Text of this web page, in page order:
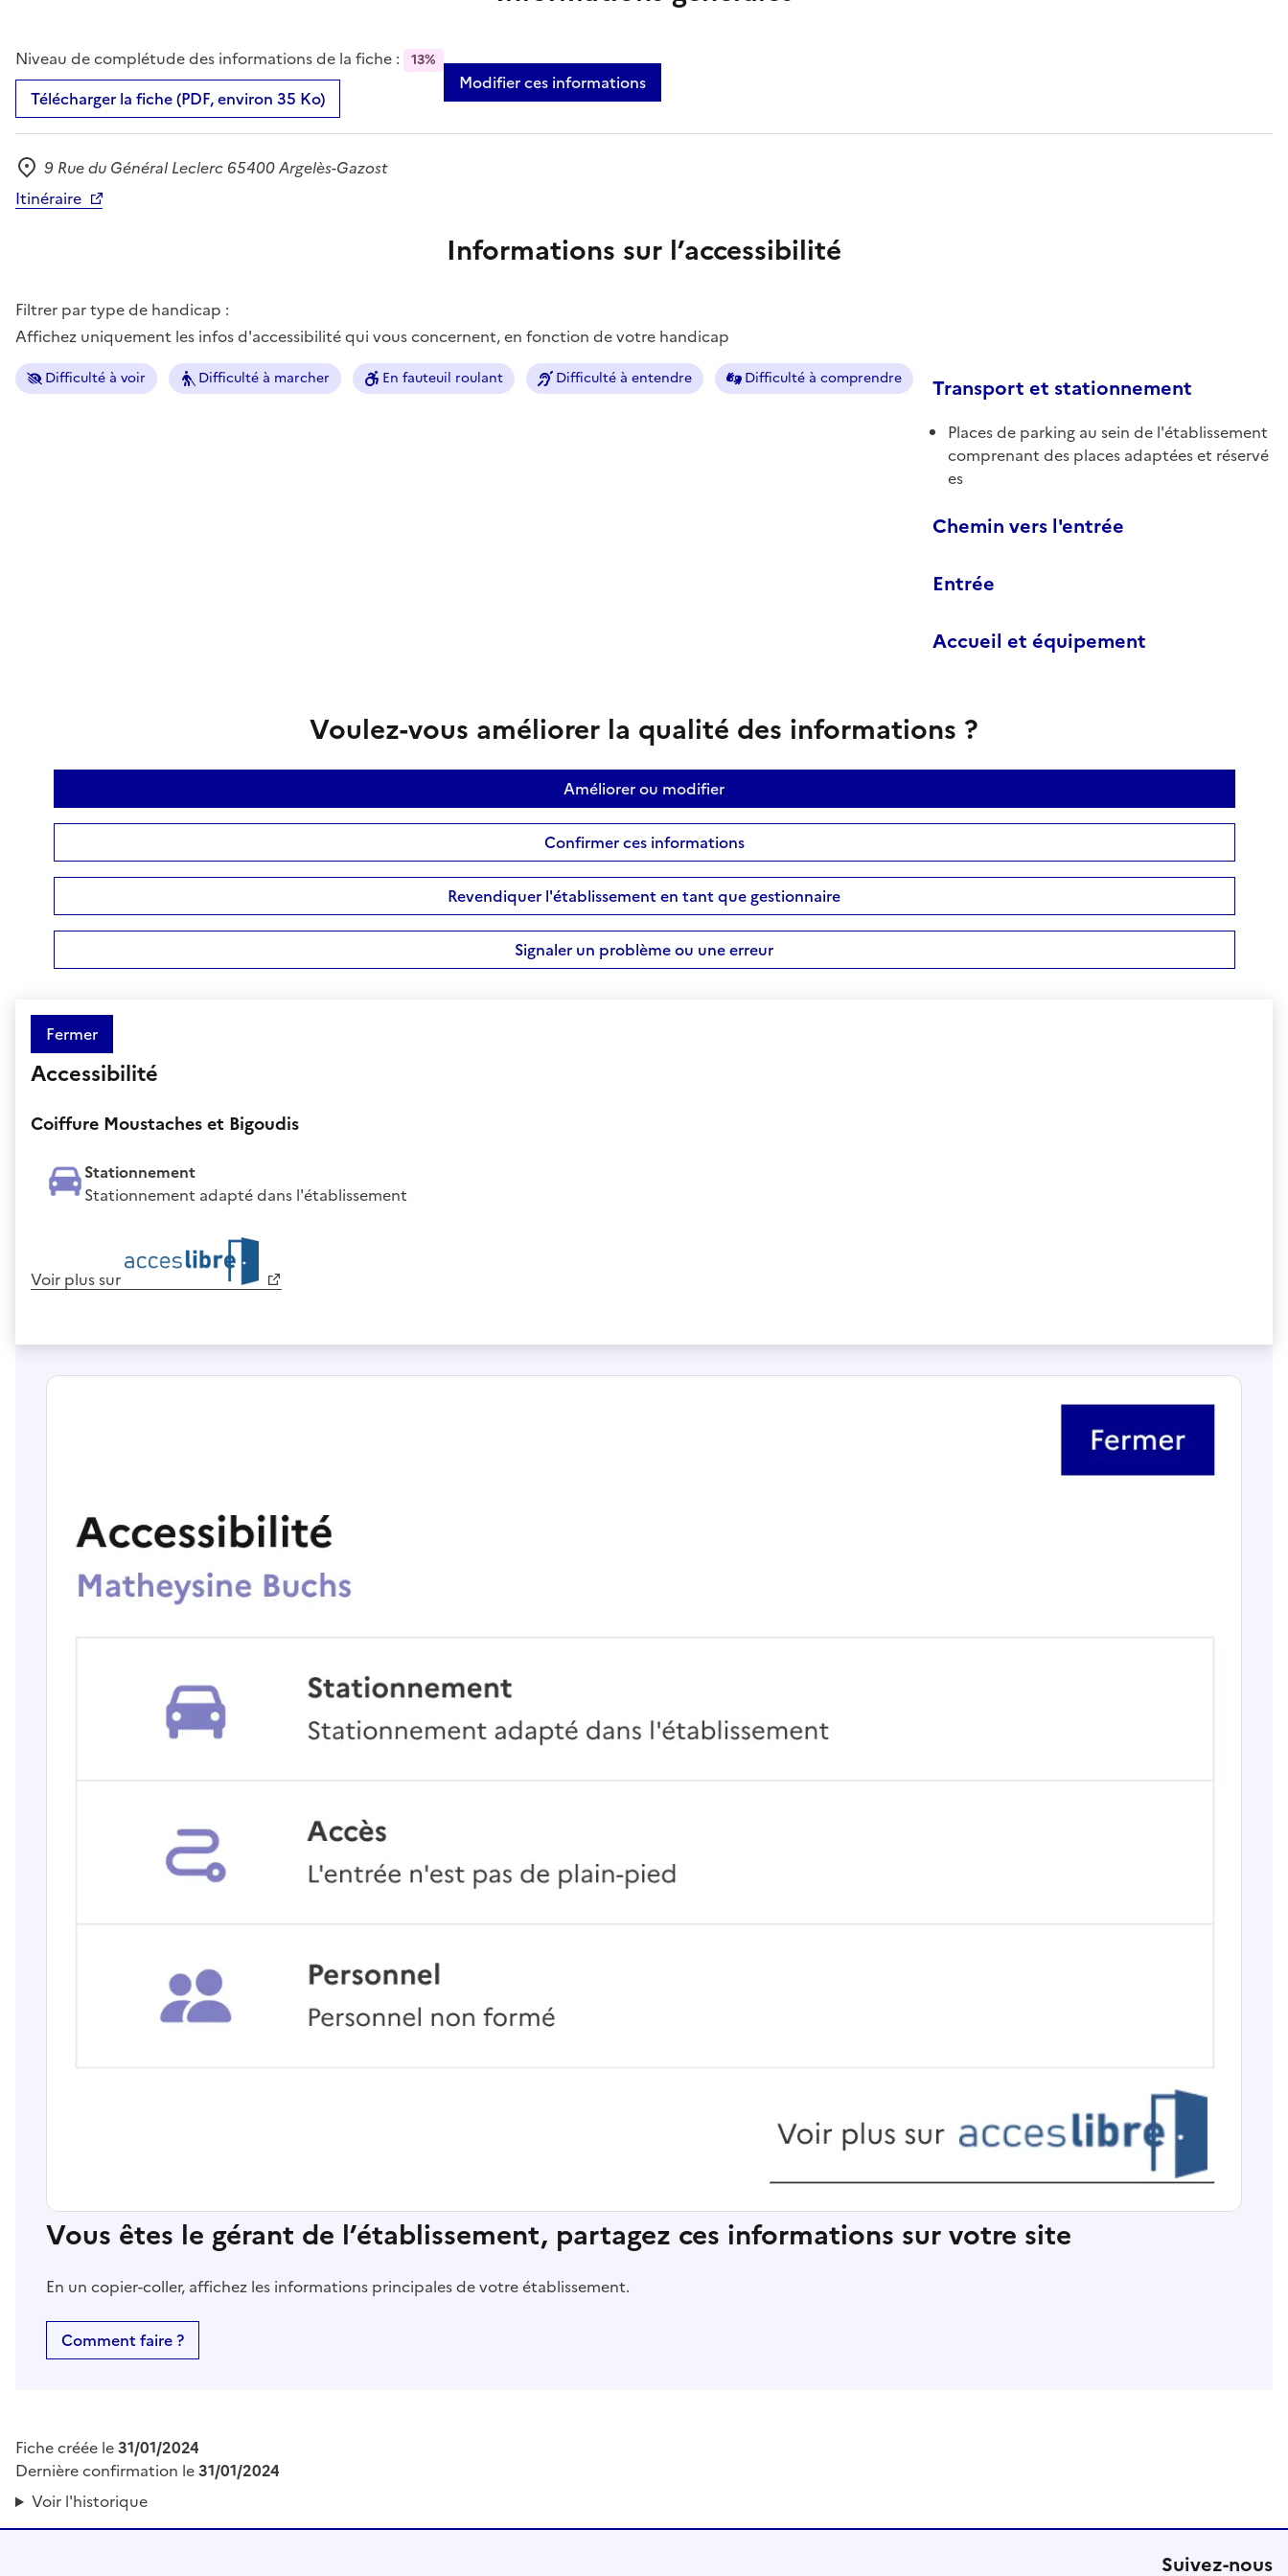
Niveau de complétude des informations de la fiche : 13%
Télécharger la fiche (PDF, environ 35 Ko)
Modifier ces informations
Adresse
9 Rue du Général Leclerc 65400 Argelès-Gazost
Itinéraire
Informations sur l’accessibilité
Filtrer par type de handicap :
Affichez uniquement les infos d'accessibilité qui vous concernent, en fonction de votre handicap
Difficulté à voir Difficulté à marcher En fauteuil roulant Difficulté à entendre Difficulté à comprendre Transport et stationnement
Places de parking au sein de l'établissement
comprenant des places adaptées et réservé
es
Chemin vers l'entrée
Entrée
Accueil et équipement
Voulez-vous améliorer la qualité des informations ?
Améliorer ou modifier
Confirmer ces informations
Revendiquer l'établissement en tant que gestionnaire
Signaler un problème ou une erreur
Fermer
Accessibilité
Coiffure Moustaches et Bigoudis
Stationnement
Stationnement adapté dans l'établissement
Voir plus sur
Vous êtes le gérant de l’établissement, partagez ces informations sur votre site
En un copier-coller, affichez les informations principales de votre établissement.
Comment faire ?
Fiche créée le31/01/2024
Dernière confirmation le31/01/2024
Voir l'historique
Suivez-nous